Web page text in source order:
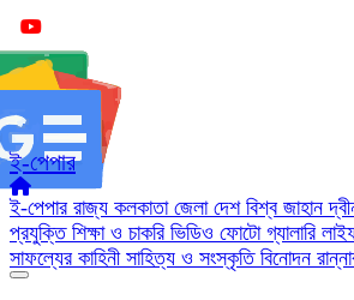
ই-পেপার
ই-পেপার রাজ্য কলকাতা জেলা দেশ বিশ্ব জাহান
প্রযুক্তি শিক্ষা ও চাকরি ভিডিও ফোটো গ্যালারি
সাফল্যের কাহিনী সাহিত্য ও সংস্কৃতি বিনোদন